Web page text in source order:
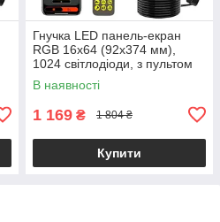
Гнучка LED панель-екран
RGB 16x64 (92x374 мм),
1024 світлодіоди, з пультом
та USB
В наявності
1 169 ₴ 1 804 ₴
Купити